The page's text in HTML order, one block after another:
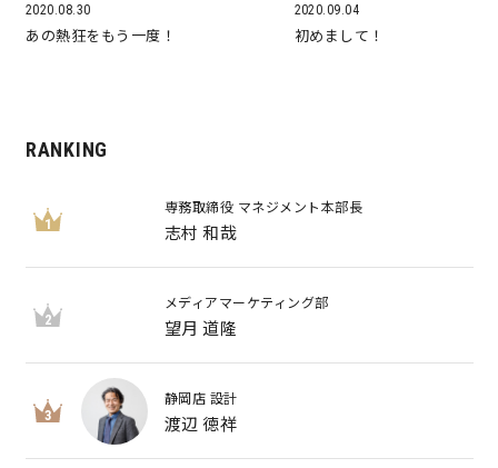
2020.08.30
あの熱狂をもう一度！
2020.09.04
初めまして！
RANKING
1
専務取締役 マネジメント本部長
志村 和哉
2
メディアマーケティング部
望月 道隆
3
静岡店 設計
渡辺 徳祥